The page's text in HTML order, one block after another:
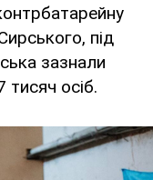
під
зазнали
осіб.